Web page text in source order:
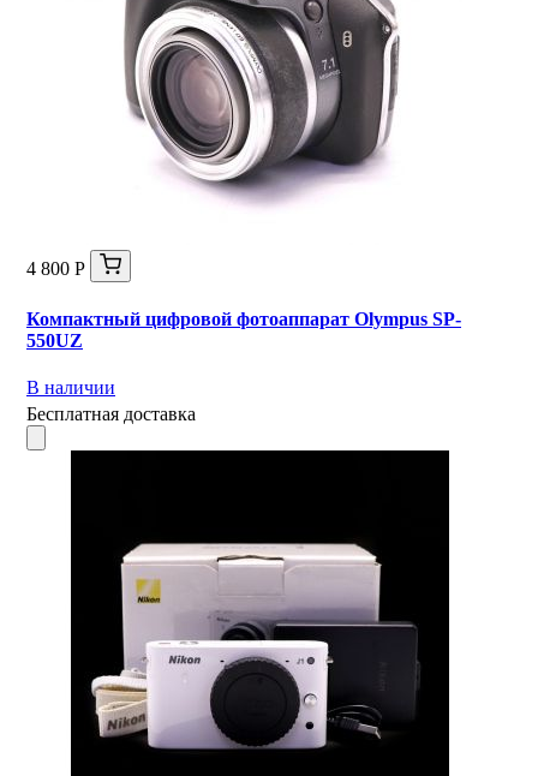
4 800 Р
Компактный цифровой фотоаппарат Olympus SP-
550UZ
В наличии
Бесплатная доставка